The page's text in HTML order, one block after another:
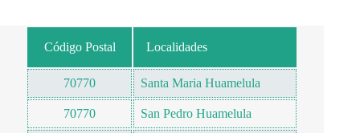
Código Postal Localidades
70770 Santa Maria Huamelula
70770 San Pedro Huamelula